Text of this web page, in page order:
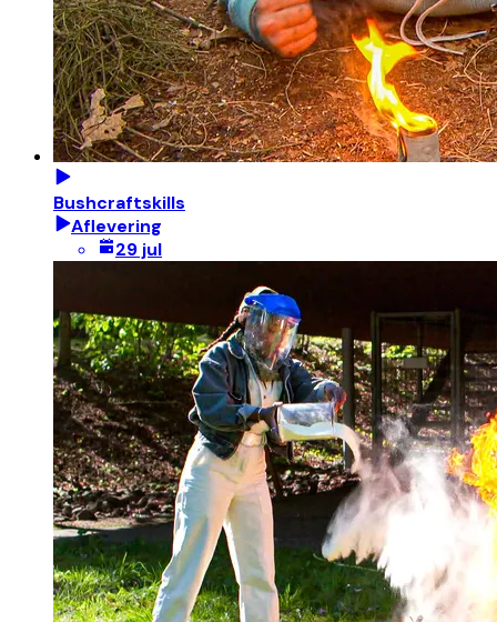
Bushcraftskills
Aflevering
29 jul